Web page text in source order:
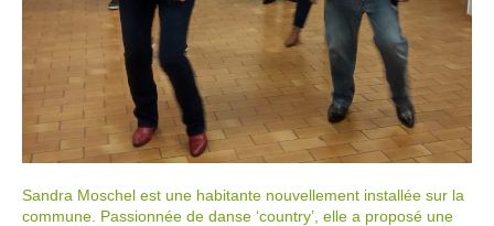
Sandra Moschel est une habitante nouvellement installée sur la
commune. Passionnée de danse ‘country’, elle a proposé une